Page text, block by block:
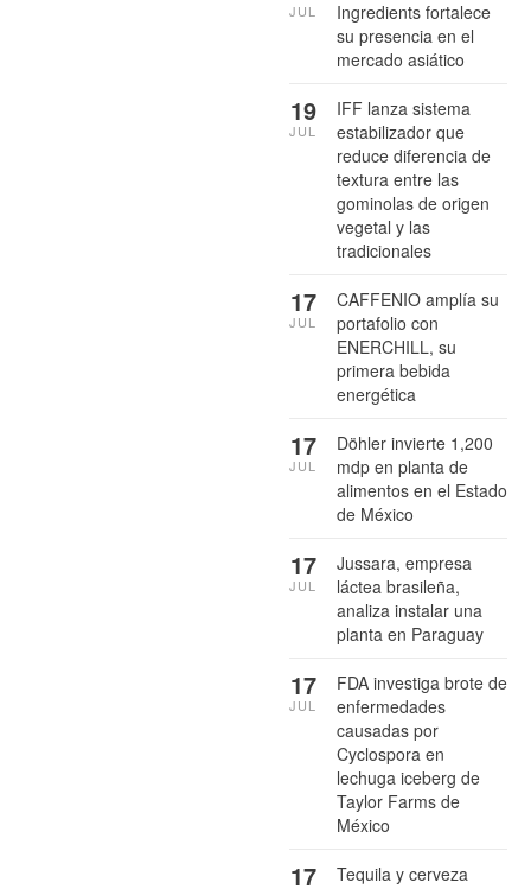
Ingredients fortalece
su presencia en el
mercado asiático
JUL
IFF lanza sistema
estabilizador que
reduce diferencia de
textura entre las
gominolas de origen
vegetal y las
tradicionales
19
JUL
CAFFENIO amplía su
portafolio con
ENERCHILL, su
primera bebida
energética
17
JUL
Döhler invierte 1,200
mdp en planta de
alimentos en el Estado
de México
17
JUL
Jussara, empresa
láctea brasileña,
analiza instalar una
planta en Paraguay
17
JUL
FDA investiga brote de
enfermedades
causadas por
Cyclospora en
lechuga iceberg de
Taylor Farms de
México
17
JUL
Tequila y cerveza
17